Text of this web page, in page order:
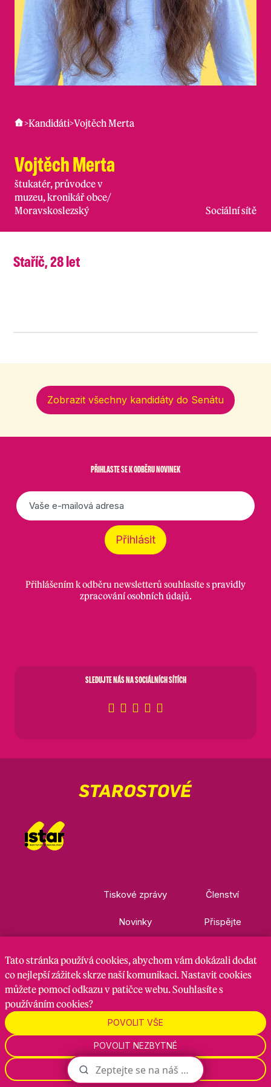
>Kandidáti>Vojtěch Merta
Vojtěch Merta
štukatér, průvodce v
muzeu, kronikář obce/
Moravskoslezský
Sociální sítě
Staříč, 28 let
Zobrazit všechny kandidáty do Senátu
PŘIHLASTE SE K ODBĚRU NOVINEK
E-
mail
Přihlásit
Přihlášením k odběru newsletterů souhlasíte spravidly
zpracování osobních údajů.
SLEDUJTE NÁS NA SOCIÁLNÍCH SÍTÍCH
Tiskové zprávy
Novinky
Členství
Přispějte
Nastavení cookies GDPRRSS kanál
Maven Strategy s.r.o., 2026
Tato stránkapoužívá cookies, abychom vám dokázali dodat
co nejlepší zážitek skrze naší komunikaci. Nastavit cookies
můžete pomocí odkazu v patičce webu. Souhlasíte s
používáním cookies?
POVOLIT NEZBYTNÉ
NASTAVENÍ
POVOLIT VŠE